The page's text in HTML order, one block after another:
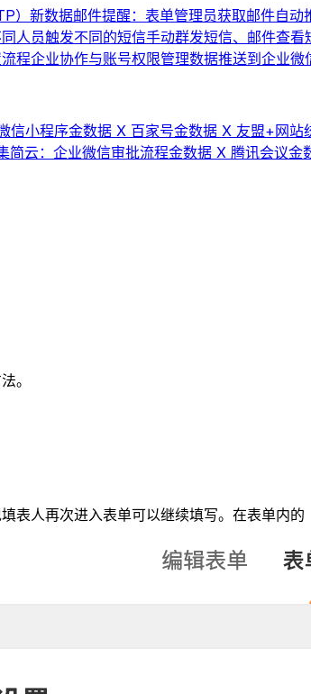
） 新数据邮件提醒：表单管理员获取邮件自动
人员触发不同的短信手动群发短信、邮件查看
程企业协作与账号权限管理数据推送到企业
信小程序金数据 X 百家号金数据 X 友盟+网站
简云：企业微信审批流程金数据 X 腾讯会议金
。
表人再次进入表单可以继续填写。在表单内